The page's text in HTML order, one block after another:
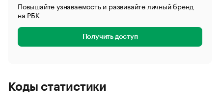
Повышайте узнаваемость и развивайте личный бренд
на РБК
Получить доступ
Коды статистики